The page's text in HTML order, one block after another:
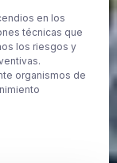
en los
técnicas que
los riesgos y
organismos de